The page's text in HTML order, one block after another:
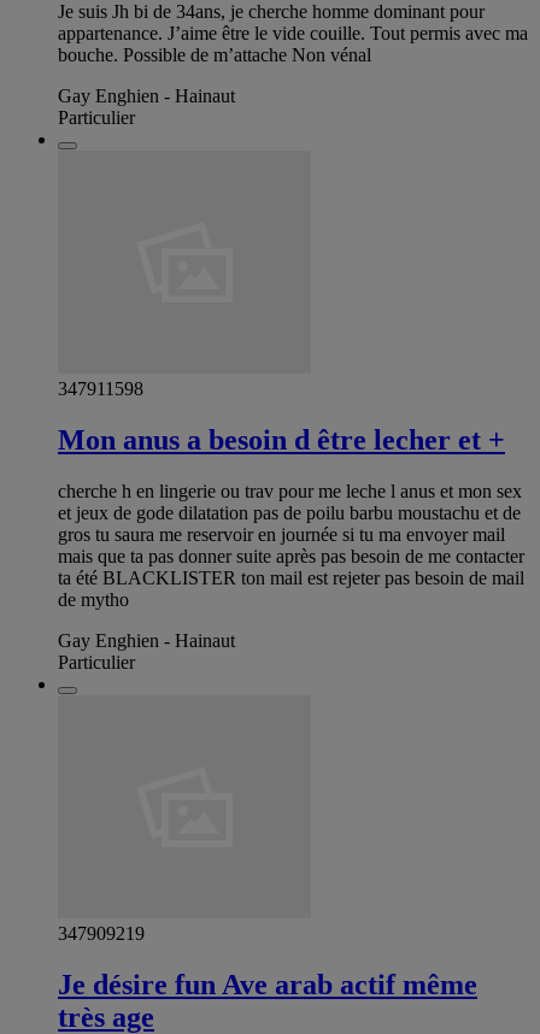
Je suis Jh bi de 34ans, je cherche homme dominant pour
appartenance. J’aime être le vide couille. Tout permis avec ma
bouche. Possible de m’attache Non vénal
Gay Enghien - Hainaut
Particulier
347911598
Mon anus a besoin d être lecher et +
cherche h en lingerie ou trav pour me leche l anus et mon sex
et jeux de gode dilatation pas de poilu barbu moustachu et de
gros tu saura me reservoir en journée si tu ma envoyer mail
mais que ta pas donner suite après pas besoin de me contacter
ta été BLACKLISTER ton mail est rejeter pas besoin de mail
de mytho
Gay Enghien - Hainaut
Particulier
347909219
Je désire fun Ave arab actif même
très age